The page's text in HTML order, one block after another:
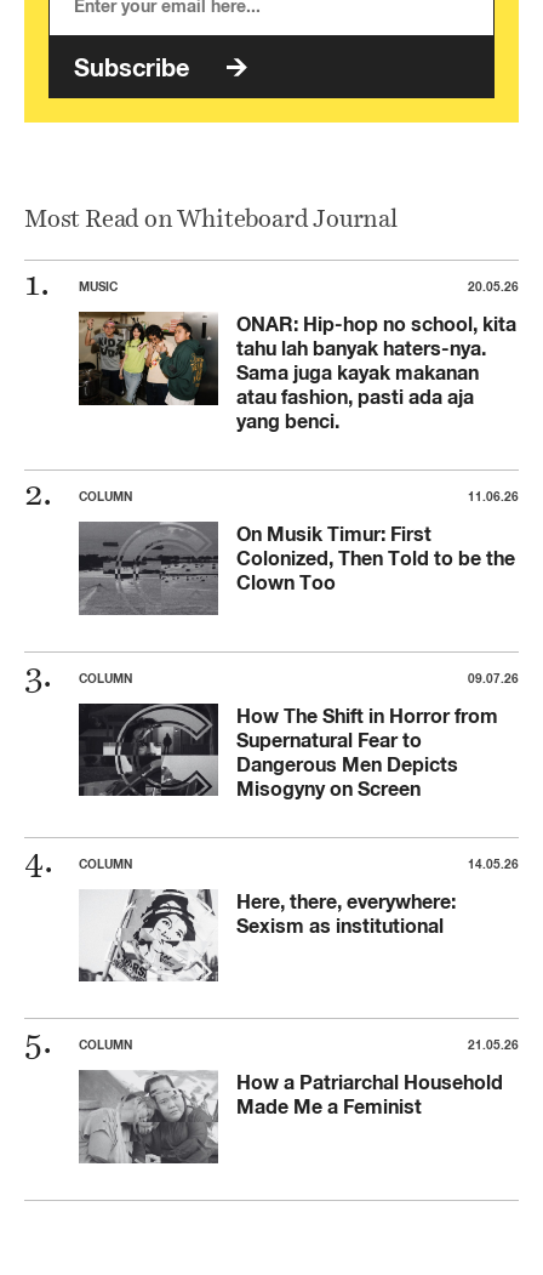
Subscribe
Most Read on Whiteboard Journal
MUSIC 20.05.26
ONAR: Hip-hop no school, kita
tahu lah banyak haters-nya.
Sama juga kayak makanan
atau fashion, pasti ada aja
yang benci.
COLUMN 11.06.26
On Musik Timur: First
Colonized, Then Told to be the
Clown Too
COLUMN 09.07.26
How The Shift in Horror from
Supernatural Fear to
Dangerous Men Depicts
Misogyny on Screen
COLUMN 14.05.26
Here, there, everywhere:
Sexism as institutional
COLUMN 21.05.26
How a Patriarchal Household
Made Me a Feminist